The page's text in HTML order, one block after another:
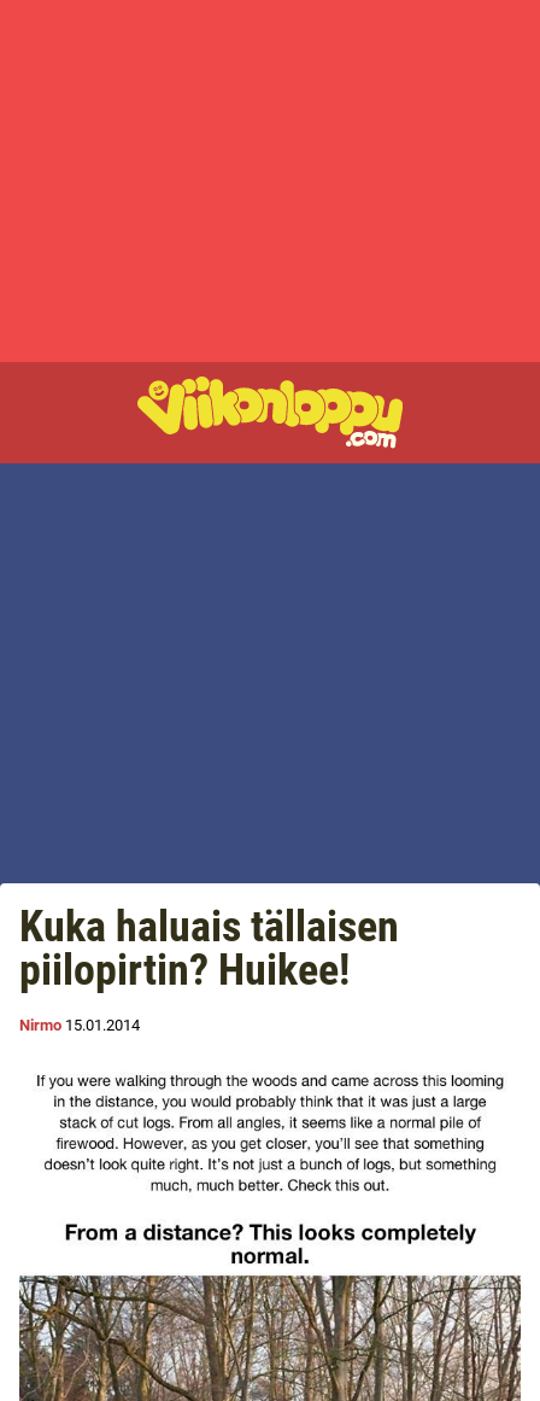
Kuka haluais tällaisen
piilopirtin? Huikee!
Nirmo 15.01.2014